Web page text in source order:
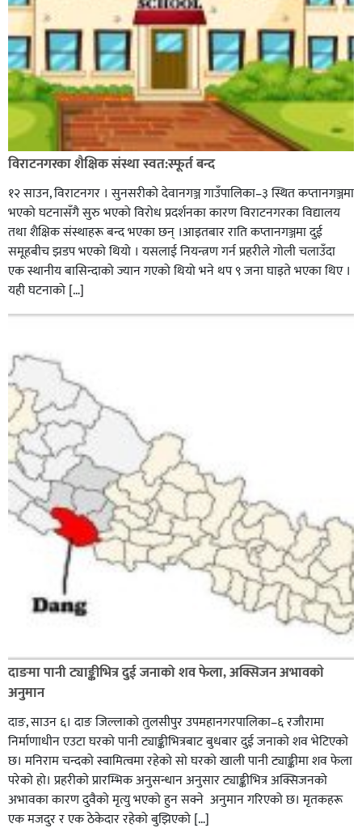
विराटनगरका शैक्षिक संस्था स्वत:स्फूर्त बन्द
१२ साउन, विराटनगर । सुनसरीको देवानगञ्ज गाउँपालिका–३ स्थित कप्तानगञ्जमा
भएको घटनासँगै सुरु भएको विरोध प्रदर्शनका कारण विराटनगरका विद्यालय
तथा शैक्षिक संस्थाहरू बन्द भएका छन् ।आइतबार राति कप्तानगञ्जमा दुई
समूहबीच झडप भएको थियो । यसलाई नियन्त्रण गर्न प्रहरीले गोली चलाउँदा
एक स्थानीय बासिन्दाको ज्यान गएको थियो भने थप ९ जना घाइते भएका थिए ।
यही घटनाको […]
दाङमा पानी ट्याङ्कीभित्र दुई जनाको शव फेला, अक्सिजन अभावकाे
अनुमान
दाङ, साउन ६। दाङ जिल्लाको तुलसीपुर उपमहानगरपालिका–६ रजौरामा
निर्माणाधीन एउटा घरको पानी ट्याङ्कीभित्रबाट बुधबार दुई जनाको शव भेटिएको
छ। मनिराम चन्दको स्वामित्वमा रहेको सो घरको खाली पानी ट्याङ्कीमा शव फेला
परेको हो। प्रहरीकाे प्रारम्भिक अनुसन्धान अनुसार ट्याङ्कीभित्र अक्सिजनको
अभावका कारण दुवैको मृत्यु भएको हुन सक्ने अनुमान गरिएको छ। मृतकहरू
एक मजदुर र एक ठेकेदार रहेको बुझिएको […]